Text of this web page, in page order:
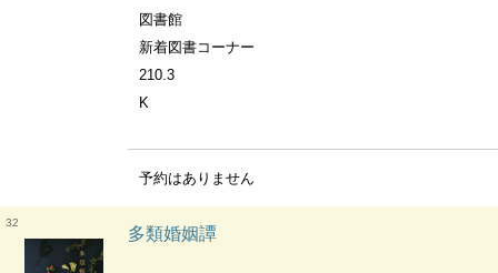
図書館
新着図書コーナー
210.3
K
予約はありません
32
多類婚姻譚